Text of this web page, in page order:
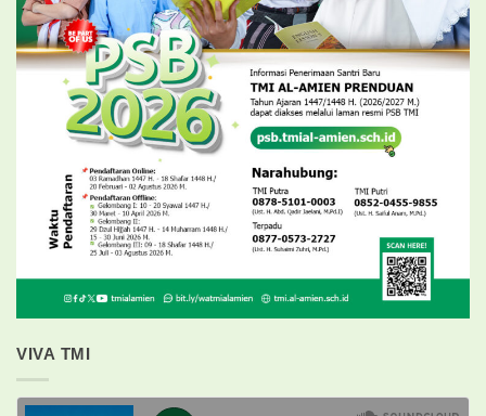
VIVA TMI